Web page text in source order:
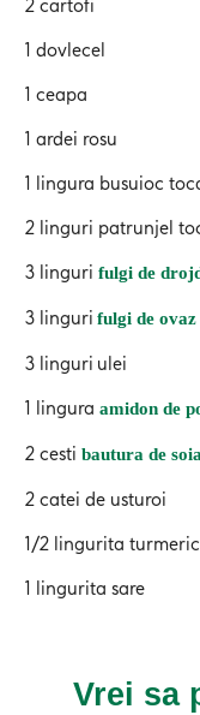
2 cartofi
1 dovlecel
1 ceapa
1 ardei rosu
1 lingura busuioc
2 linguri patrunjel
3 linguri fulgi de
3 linguri fulgi de ovaz
3 linguri ulei
1 lingura amidon de
2 cesti bautura de
2 catei de usturoi
1/2 lingurita turmeric
1 lingurita sare
Vrei sa